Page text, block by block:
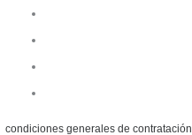
condiciones generales de contratación